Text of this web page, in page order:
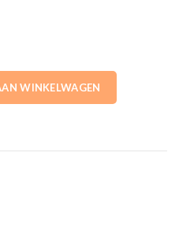
NW29 rood Uponor
WINKELWAGEN